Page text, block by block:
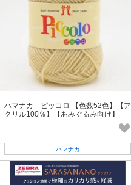
ハマナカ ピッコロ 【色数52色】【ア
クリル100％】【あみぐるみ向け】
ハマナカ